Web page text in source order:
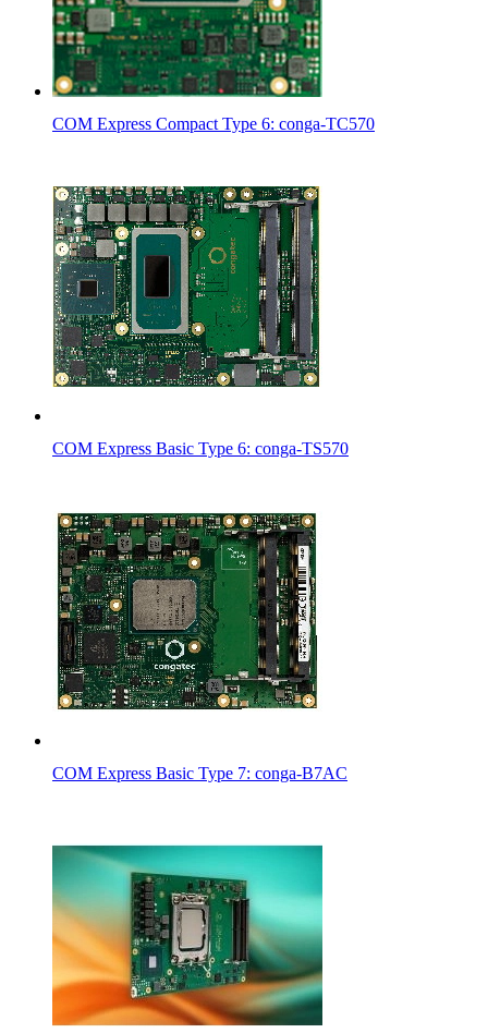
COM Express Compact Type 6: conga-TC570
COM Express Basic Type 6: conga-TS570
COM Express Basic Type 7: conga-B7AC